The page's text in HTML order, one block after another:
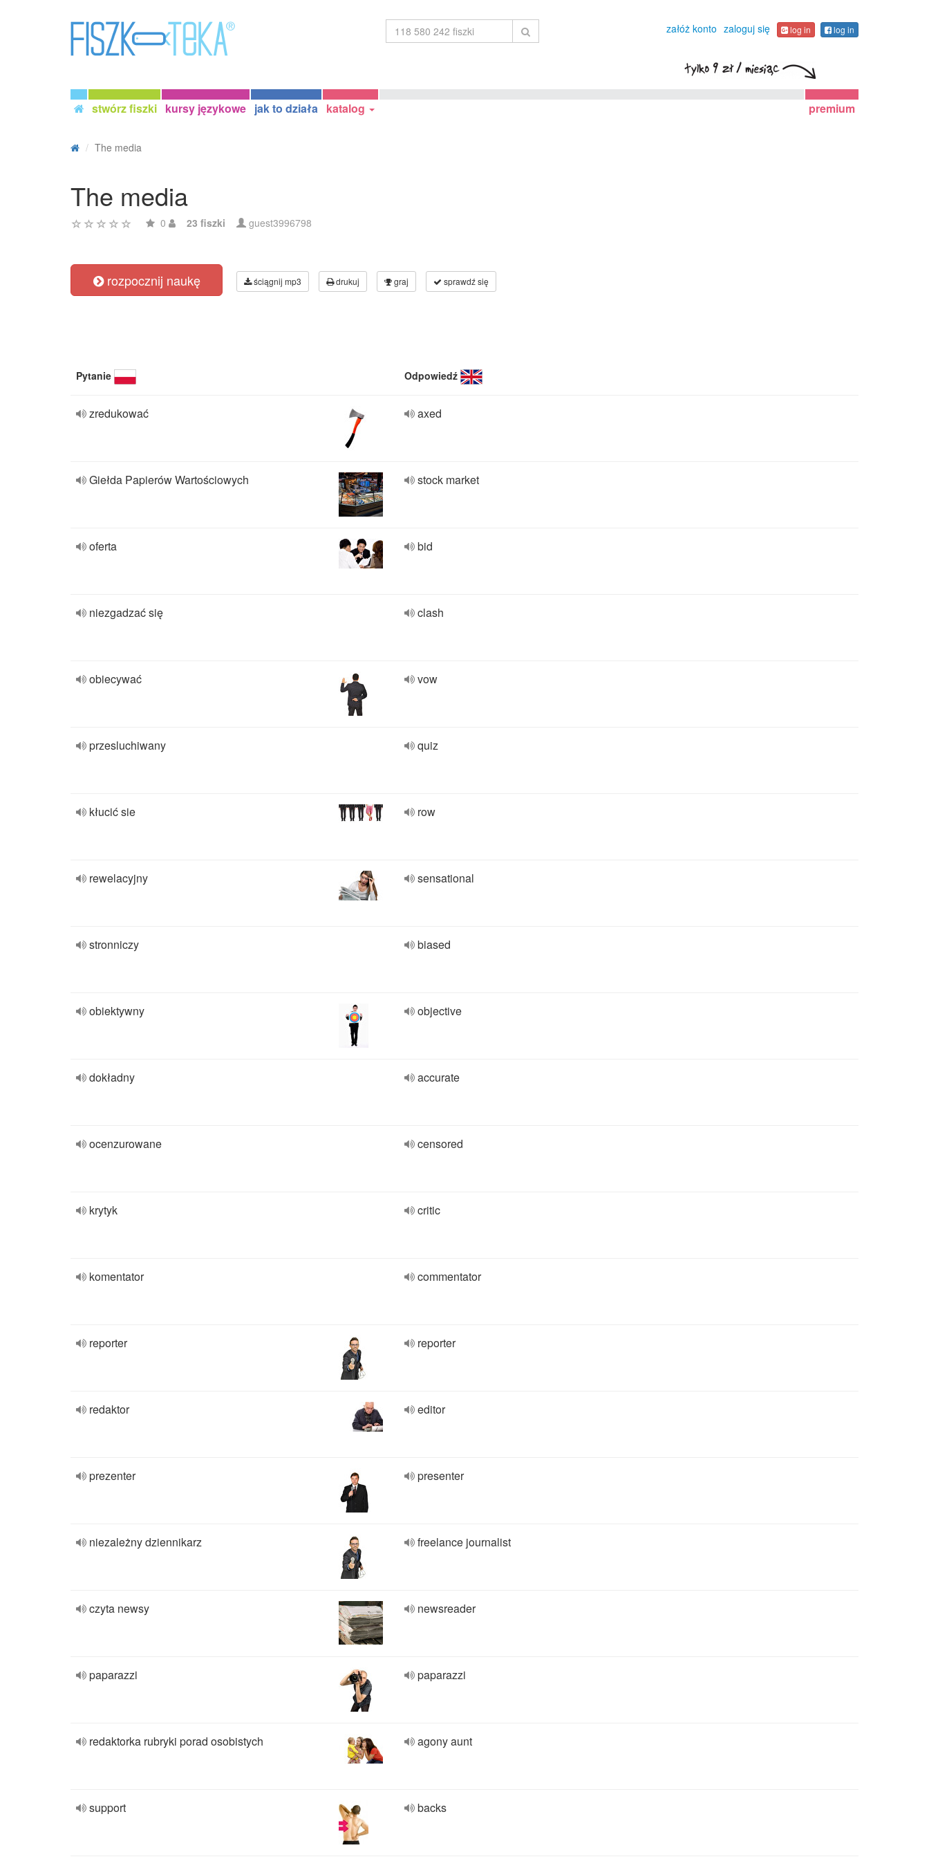
załóż konto zaloguj się log in log in
stwórz fiszki kursy językowe jak to działa katalog premium
The media
The media
0 23 fiszki guest3996798
rozpocznij naukę ściągnij mp3 drukuj graj sprawdź się
Pytanie Odpowiedź
zredukować axed
Giełda Papierów Wartościowych stock market
oferta bid
niezgadzać się clash
obiecywać vow
przesluchiwany quiz
kłucić sie row
rewelacyjny sensational
stronniczy biased
obiektywny objective
dokładny accurate
ocenzurowane censored
krytyk critic
komentator commentator
reporter reporter
redaktor editor
prezenter presenter
niezależny dziennikarz freelance journalist
czyta newsy newsreader
paparazzi paparazzi
redaktorka rubryki porad osobistych agony aunt
support backs